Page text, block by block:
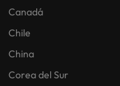
Canadá
Chile
China
Corea del Sur